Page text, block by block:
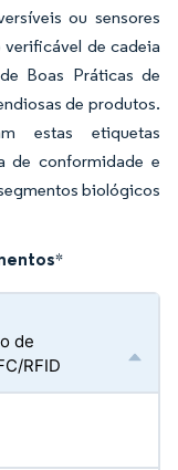
ou sensores
de cadeia
Boas Práticas de
de produtos.
estas etiquetas
de conformidade e
biológicos
*
de
RFID